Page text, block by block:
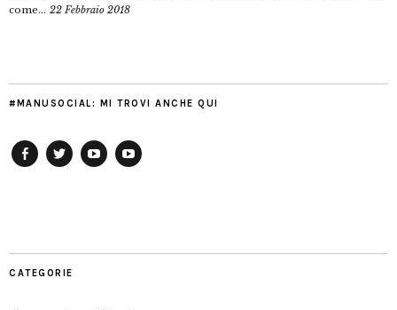
come... 22 Febbraio 2018
#MANUSOCIAL: MI TROVI ANCHE QUI
CATEGORIE